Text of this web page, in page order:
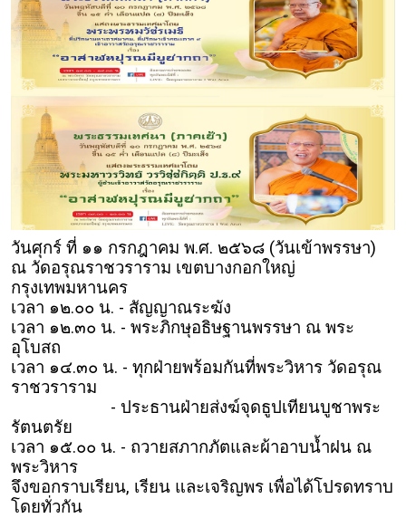
วันศุกร์ ที่ ๑๑ กรกฎาคม พ.ศ. ๒๕๖๘ (วันเข้าพรรษา)
ณ วัดอรุณราชวราราม เขตบางกอกใหญ่
กรุงเทพมหานคร
เวลา ๑๒.๐๐ น. - สัญญาณระฆัง
เวลา ๑๒.๓๐ น. - พระภิกษุอธิษฐานพรรษา ณ พระ
อุโบสถ
เวลา ๑๔.๓๐ น. - ทุกฝ่ายพร้อมกันที่พระวิหาร วัดอรุณ
ราชวราราม
- ประธานฝ่ายส่งฆ์จุดธูปเทียนบูชาพระ
รัตนตรัย
เวลา ๑๕.๐๐ น. - ถวายสภากภัตและผ้าอาบน้ำฝน ณ
พระวิหาร
จึงขอกราบเรียน, เรียน และเจริญพร เพื่อได้โปรดทราบ
โดยทั่วกัน